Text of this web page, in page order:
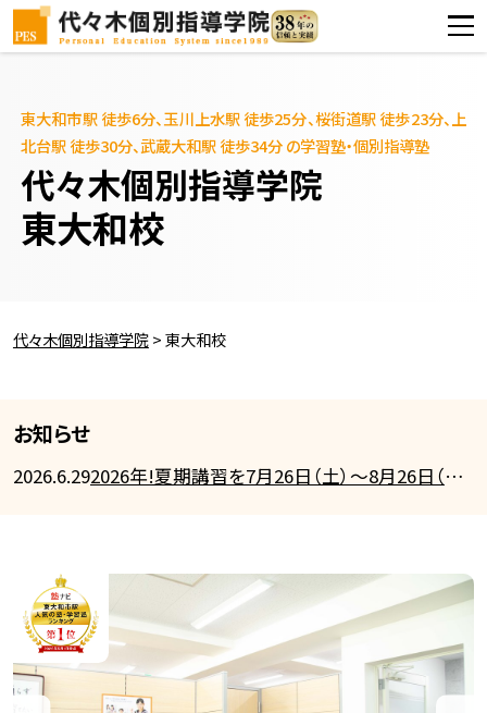
東大和市駅 徒歩6分、玉川上水駅 徒歩25分、桜街道駅 徒歩23分、上
北台駅 徒歩30分、武蔵大和駅 徒歩34分 の学習塾・個別指導塾
代々木個別指導学院
東大和校
代々木個別指導学院>東大和校
お知らせ
2026.6.292026年!夏期講習を7月26日（土）～8月26日（火）